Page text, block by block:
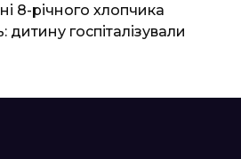
8-річного хлопчика
дитину госпіталізували